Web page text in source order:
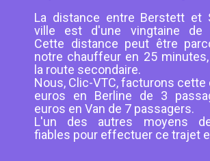
La distance entre Berstett et
ville est d'une vingtaine de
Cette distance peut être
notre chauffeur en 25
la route secondaire.
Nous, Clic-VTC, facturons cette
euros en Berline de 3
euros en Van de 7 passagers.
L'un des autres moyens
fiables pour effectuer ce trajet